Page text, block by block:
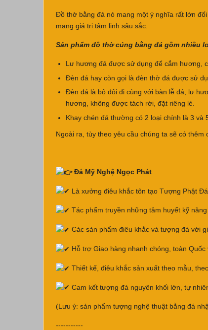
Đồ thờ bằng đá nó mang một ý nghĩa rất lớn
mang giá trị tâm linh sâu sắc.
Sản phẩm đồ thờ cúng bằng đá gồm nhiều
Lư hương đá được sử dụng để cắm hương,
Đèn đá hay còn gọi là đèn thờ đá được sử
Đèn đá là bộ đôi đi cùng với bàn lễ đá, lư
hương, không được tách rời, đặt riêng lẻ.
Khay chén đá thường có 2 loại chính là 3
Ngoài ra, tùy theo yêu cầu chúng ta sẽ có
Đá Mỹ Nghệ Ngọc Phát
Là xưởng điêu khắc tôn tạo Tượng Phật
Tác phẩm truyền những tâm huyết kỹ
Các sản phẩm điêu khắc và tượng đá với
Hỗ trợ Giao hàng nhanh chóng, toàn
Thiết kế, điêu khắc sản xuất theo mẫu,
Cam kết tượng đá nguyên khối lớn, tự
(Lưu ý: sản phẩm tượng nghệ thuật bằng đá
-----------